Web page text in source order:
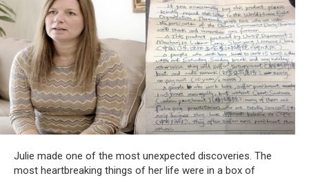
Julie made one of the most unexpected discoveries. The
most heartbreaking things of her life were in a box of